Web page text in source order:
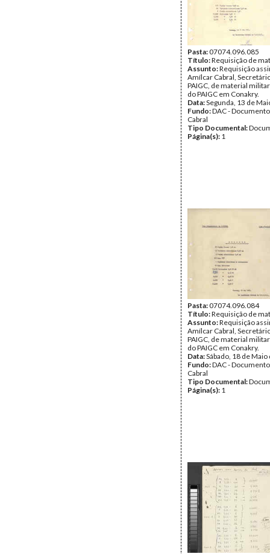
Pasta:07074.096.085
Título:Requisição de
Assunto:Requisição
Amílcar Cabral,
PAIGC, de material
do PAIGC em Conakry.
Data:Segunda, 13 de
Fundo:DAC -
Cabral
Tipo Documental:
Página(s): 1
Pasta:07074.096.084
Título:Requisição de
Assunto:Requisição
Amílcar Cabral,
PAIGC, de material
do PAIGC em Conakry.
Data:Sábado, 18 de
Fundo:DAC -
Cabral
Tipo Documental:
Página(s): 1